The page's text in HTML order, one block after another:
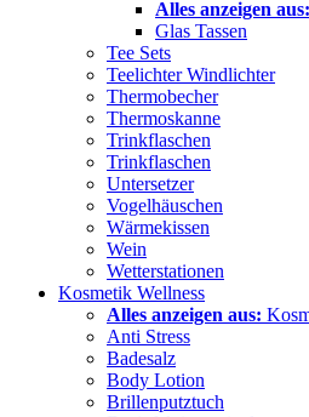
Alles anzeigen aus:
Glas Tassen
Tee Sets
Teelichter Windlichter
Thermobecher
Thermoskanne
Trinkflaschen
Trinkflaschen
Untersetzer
Vogelhäuschen
Wärmekissen
Wein
Wetterstationen
Kosmetik Wellness
Alles anzeigen aus:
Anti Stress
Badesalz
Body Lotion
Brillenputztuch